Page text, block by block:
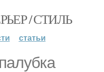
/ СТИЛЬ
статьи